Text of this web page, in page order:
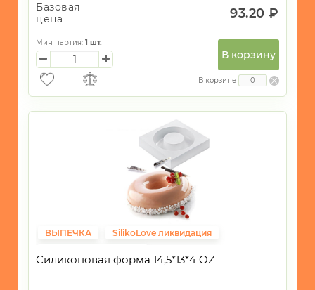
Базовая
цена
93.20 ₽
Мин партия: 1 шт.
В корзину
В корзине
ВЫПЕЧКА
SilikoLove ликвидация
Силиконовая форма 14,5*13*4 OZ